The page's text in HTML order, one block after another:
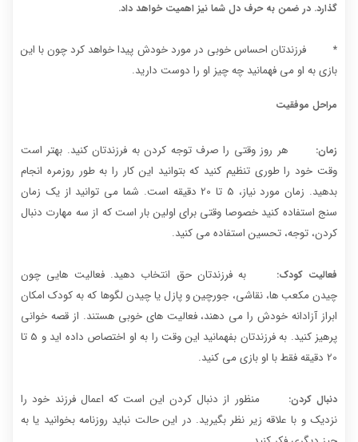
گذارد. در ضمن به حرف دل شما نیز اهمیت خواهد داد.
*
فرزندتان احساس خوبی در مورد خودش پیدا خواهد کرد چون با این
بازی به او می فهمانید چه چیز او را دوست دارید.
مراحل موفقیت
زمان:
هر روز وقتی را صرف توجه کردن به فرزندتان کنید. بهتر است
وقت خود را طوری تنظیم کنید که بتوانید این کار را به طور روزمره انجام
بدهید. زمان مورد نیاز، 5 تا 20 دقیقه است. شما می توانید از یک زمان
سنج استفاده کنید خصوصا وقتی برای اولین بار است که از سه مهارت دنبال
کردن، توجه، تحسین استفاده می کنید.
فعالیت کودک:
به فرزندتان حق انتخاب دهید. فعالیت هایی چون
چیدن مکعب ها، نقاشی، جورچین و پازل یا چیدن لگوها که به کودک امکان
ابراز آزادانه خودش را می دهند، فعالیت های خوبی هستند. از قصه خوانی
پرهیز کنید. به فرزندتان بفهمانید این وقت را به او اختصاص داده اید و 5 تا
20 دقیقه فقط با او بازی می کنید.
دنبال کردن:
منظور از دنبال کردن این است که اعمال فرزند خود را
نزدیک و با علاقه زیر نظر بگیرید. در این حالت نباید روزنامه بخوانید یا به